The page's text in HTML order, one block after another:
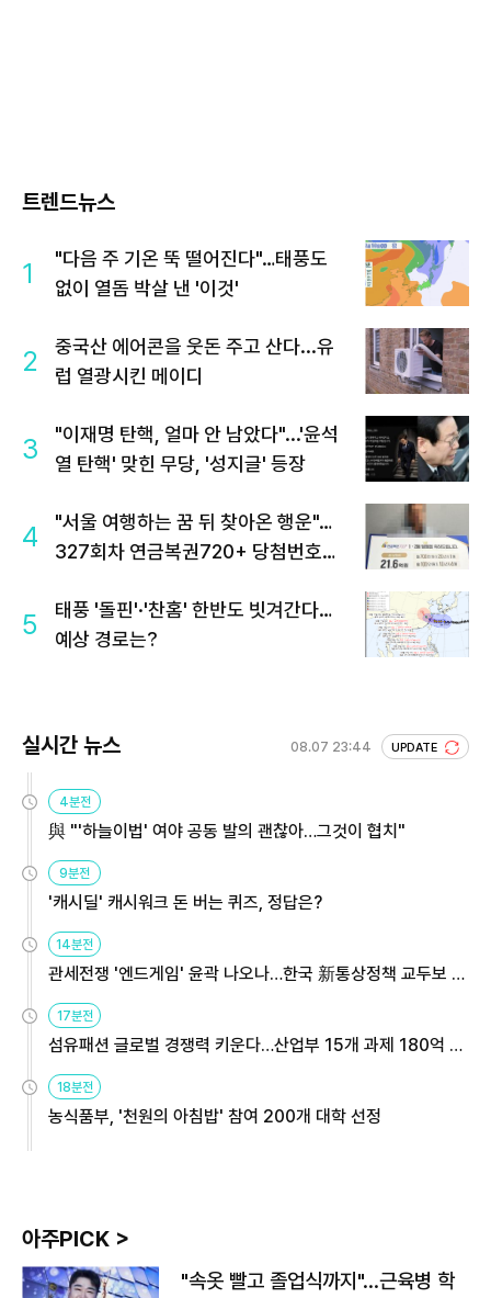
트렌드뉴스
1
"다음 주 기온 뚝 떨어진다"…태풍도
없이 열돔 박살 낸 '이것'
2
중국산 에어콘을 웃돈 주고 산다...유
럽 열광시킨 메이디
3
"이재명 탄핵, 얼마 안 남았다"...'윤석
열 탄핵' 맞힌 무당, '성지글' 등장
4
"서울 여행하는 꿈 뒤 찾아온 행운"…
327회차 연금복권720+ 당첨번호조
5
태풍 '돌핀'·'찬홈' 한반도 빗겨간다…
예상 경로는?
실시간 뉴스 08.07 23:44 UPDATE
4분전
與 "'하늘이법' 여야 공동 발의 괜찮아…그것이 협치"
9분전
'캐시딜' 캐시워크 돈 버는 퀴즈, 정답은?
14분전
관세전쟁 '엔드게임' 윤곽 나오나…한국 新통상정책 교두보 활
용해야
17분전
섬유패션 글로벌 경쟁력 키운다…산업부 15개 과제 180억 지
원
18분전
농식품부, '천원의 아침밥' 참여 200개 대학 선정
아주PICK >
"속옷 빨고 졸업식까지"…근육병 학